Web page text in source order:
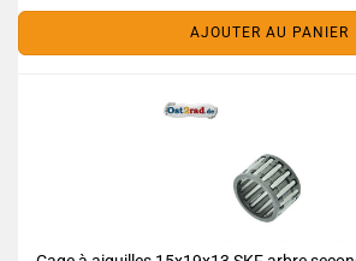
AJOUTER AU PANIER